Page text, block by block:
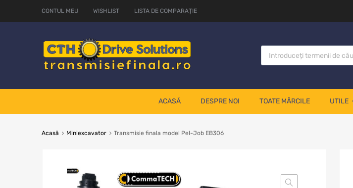
CONTUL MEU WISHLIST LISTA DE COMPARAȚIE
ACASĂ DESPRE NOI TOATE MĂRCILE UTILE
Acasă Miniexcavator Transmisie finala model Pel-Job EB306